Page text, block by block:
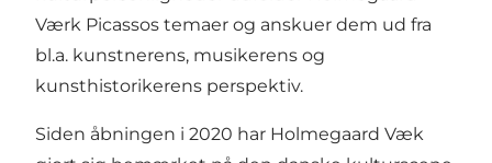
Værk Picassos temaer og anskuer dem ud fra
bl.a. kunstnerens, musikerens og
kunsthistorikerens perspektiv.
Siden åbningen i 2020 har Holmegaard Væk